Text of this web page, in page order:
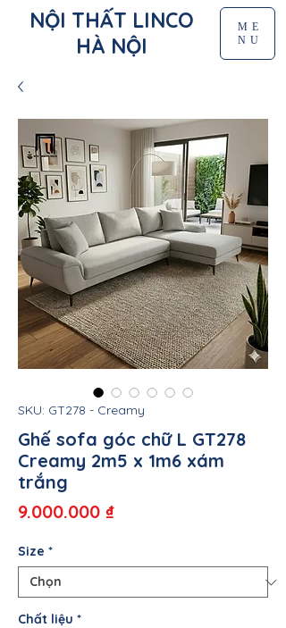
NỘI THẤT LINCO
HÀ NỘI
ME
NU
SKU: GT278 - Creamy
Ghế sofa góc chữ L GT278
Creamy 2m5 x 1m6 xám
trắng
9.000.000 ₫Giá
Size *
Chất liệu *